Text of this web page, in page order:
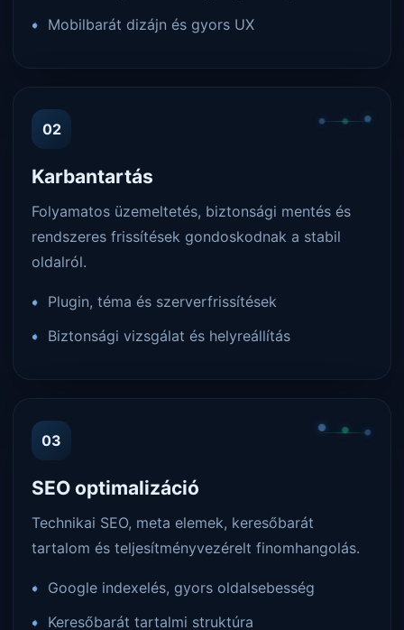
Mobilbarát dizájn és gyors UX
02
Karbantartás
Folyamatos üzemeltetés, biztonsági mentés és
rendszeres frissítések gondoskodnak a stabil
oldalról.
Plugin, téma és szerverfrissítések
Biztonsági vizsgálat és helyreállítás
03
SEO optimalizáció
Technikai SEO, meta elemek, keresőbarát
tartalom és teljesítményvezérelt finomhangolás.
Google indexelés, gyors oldalsebesség
Keresőbarát tartalmi struktúra